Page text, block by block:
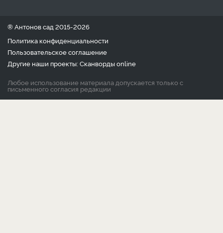
® Антонов сад 2015-2026
Политика конфиденциальности
Пользовательское соглашение
Другие наши проекты: Сканвордыonline
Любое использование материала допускается только с
письменного согласия редакции